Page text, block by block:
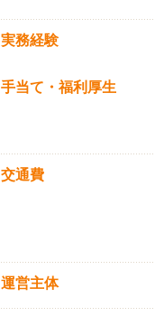
実務経験
手当て・福利厚生
交通費
運営主体